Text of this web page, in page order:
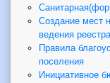
Создание мест
ведения реестра
Правила
поселения
Инициативное